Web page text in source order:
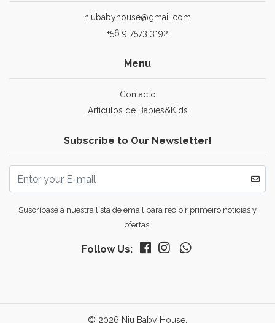
niubabyhouse@gmail.com
+56 9 7573 3192
Menu
Contacto
Artículos de Babies&Kids
Subscribe to Our Newsletter!
Suscríbase a nuestra lista de email para recibir primeiro noticias y
ofertas.
Follow Us:
© 2026 Niu Baby House.